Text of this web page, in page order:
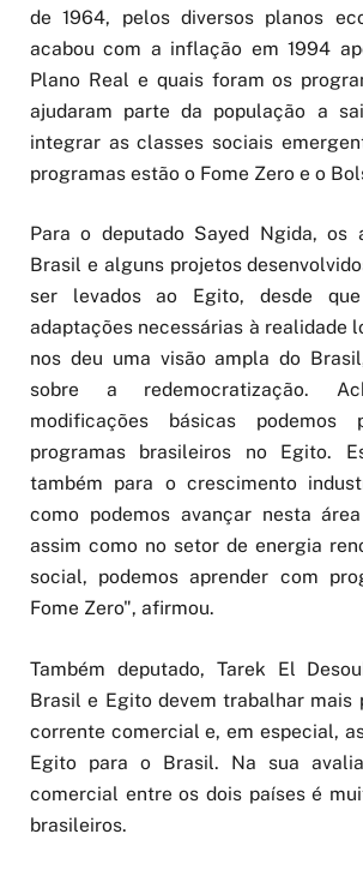
de 1964, pelos diversos planos
acabou com a inflação em 1994
Plano Real e quais foram os
ajudaram parte da população a
integrar as classes sociais
programas estão o Fome Zero e o
Para o deputado Sayed Ngida, os
Brasil e alguns projetos
ser levados ao Egito, desde
adaptações necessárias à realidade
nos deu uma visão ampla do
sobre a redemocratização.
modificações básicas podemos
programas brasileiros no Egito.
também para o crescimento
como podemos avançar nesta
assim como no setor de energia
social, podemos aprender com
Fome Zero", afirmou.
Também deputado, Tarek El
Brasil e Egito devem trabalhar mais
corrente comercial e, em especial,
Egito para o Brasil. Na sua
comercial entre os dois países é
brasileiros.